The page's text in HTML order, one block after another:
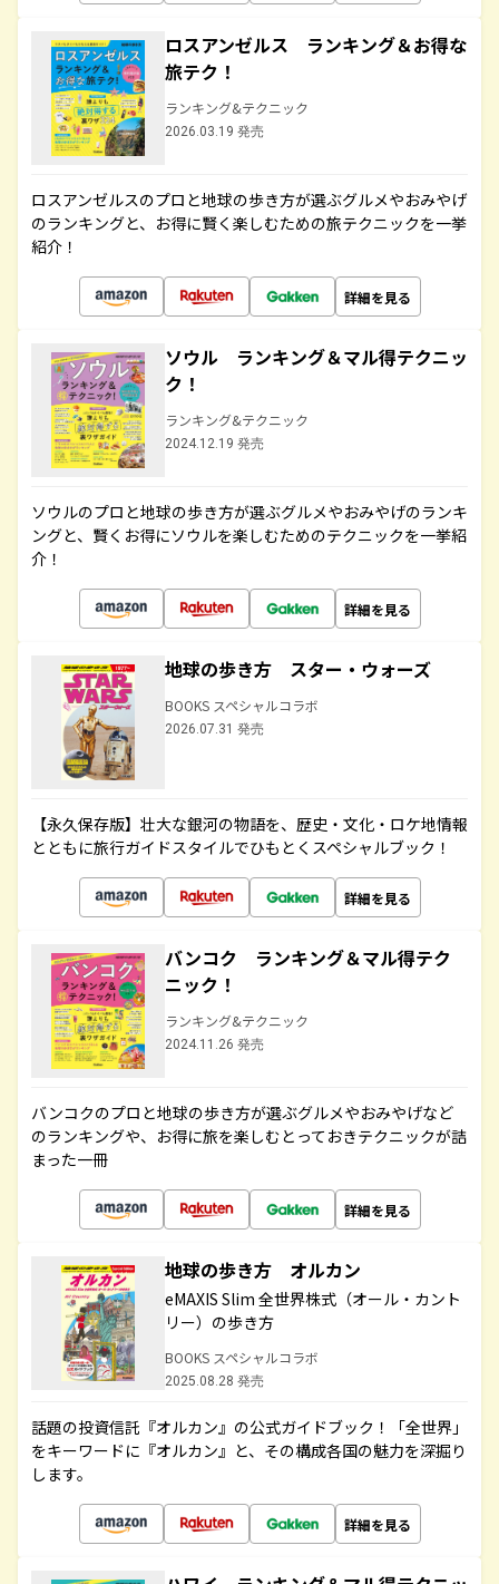
ロスアンゼルス ランキング＆お得な
旅テク！
ランキング&テクニック
2026.03.19 発売
ロスアンゼルスのプロと地球の歩き方が選ぶグルメやおみやげ
のランキングと、お得に賢く楽しむための旅テクニックを一挙
紹介！
詳細を見る
ソウル ランキング＆マル得テクニッ
ク！
ランキング&テクニック
2024.12.19 発売
ソウルのプロと地球の歩き方が選ぶグルメやおみやげのランキ
ングと、賢くお得にソウルを楽しむためのテクニックを一挙紹
介！
詳細を見る
地球の歩き方 スター・ウォーズ
BOOKS スペシャルコラボ
2026.07.31 発売
【永久保存版】壮大な銀河の物語を、歴史・文化・ロケ地情報
とともに旅行ガイドスタイルでひもとくスペシャルブック！
詳細を見る
バンコク ランキング＆マル得テク
ニック！
ランキング&テクニック
2024.11.26 発売
バンコクのプロと地球の歩き方が選ぶグルメやおみやげなど
のランキングや、お得に旅を楽しむとっておきテクニックが詰
まった一冊
詳細を見る
地球の歩き方 オルカン
eMAXIS Slim 全世界株式（オール・カント
リー）の歩き方
BOOKS スペシャルコラボ
2025.08.28 発売
話題の投資信託『オルカン』の公式ガイドブック！「全世界」
をキーワードに『オルカン』と、その構成各国の魅力を深掘り
します。
詳細を見る